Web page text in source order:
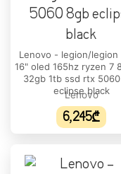
ეკრანის ტიპი:
ეკრანის ზედაპირი:
Glossy
DCI-P3 ფერთა
დიახ
Lenovo - legion/legion
16" oled 165hz ryzen 7
32gb 1tb ssd rtx
eclipse black
Lenovo
6,245₾